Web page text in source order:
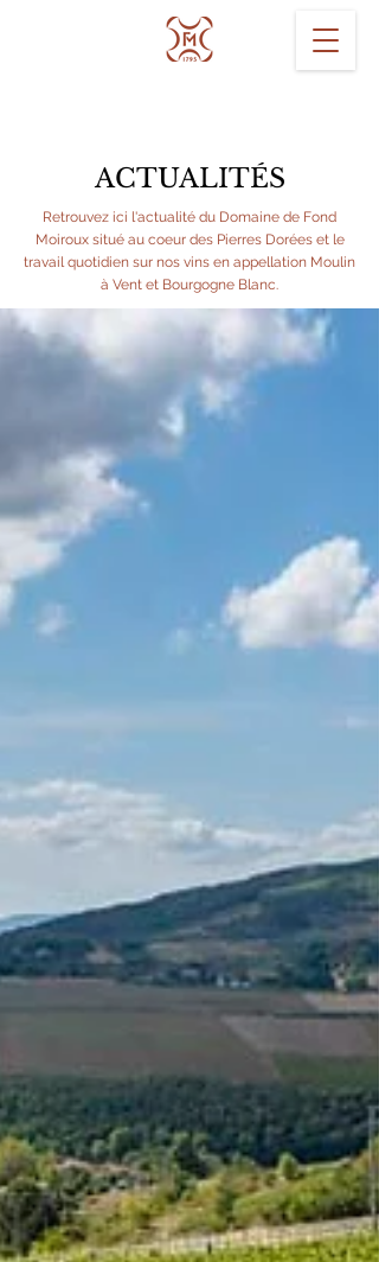
ACTUALITÉS
Retrouvez ici l'actualité du Domaine de Fond
Moiroux situé au coeur des Pierres Dorées et le
travail quotidien sur nos vins en appellation Moulin
à Vent et Bourgogne Blanc.